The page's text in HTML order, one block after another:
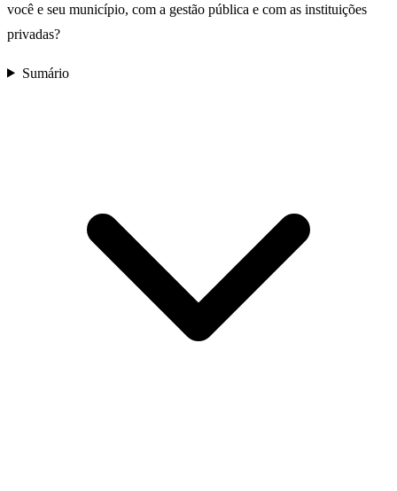
você e seu município, com a gestão pública e com as instituições
privadas?
Sumário